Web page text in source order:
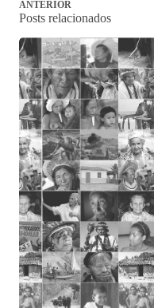
ANTERIOR
Posts relacionados